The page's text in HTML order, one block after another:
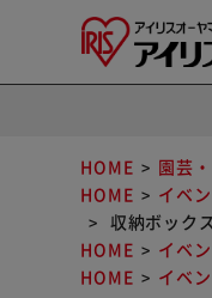
HOME 園芸
HOME
イベ
収納ボック
HOME
イベ
HOME
イベ